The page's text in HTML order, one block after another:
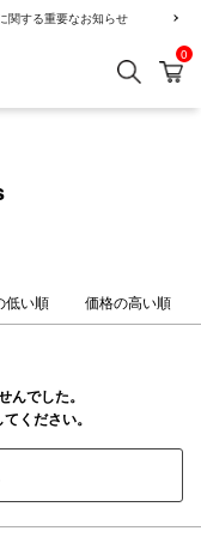
関する重要なお知らせ
検索 カ
0
低い順 価格の高い順
んでした。
ください。